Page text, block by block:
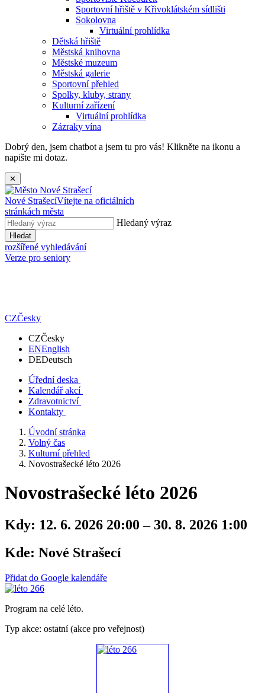
Sportovní hřiště v Křivoklátském sídlišti
Sokolovna
Virtuální prohlídka
Dětská hřiště
Městská knihovna
Městské muzeum
Městská galerie
Sportovní přehled
Spolky, kluby, strany
Kulturní zařízení
Virtuální prohlídka
Zázraky vína
Dobrý den, jsem chatbot a jsem tu pro vás! Klikněte na ikonu a
napište mi dotaz.
✕
Nové StrašecíVítejte na oficiálních
stránkách města
Hledaný výraz
Hledat
rozšířené vyhledávání
Verze pro seniory
CZČesky
CZČesky
ENEnglish
DEDeutsch
Úřední deska
Kalendář akcí
Zdravotnictví
Kontakty
Úvodní stránka
Volný čas
Kulturní přehled
Novostrašecké léto 2026
Novostrašecké léto 2026
Kdy: 12. 6. 2026 20:00 – 30. 8. 2026 1:00
Kde: Nové Strašecí
Přidat do Google kalendáře
Program na celé léto.
Typ akce: ostatní (akce pro veřejnost)